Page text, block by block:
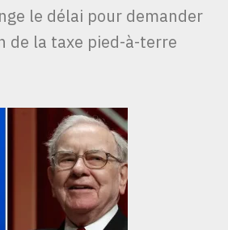
le délai pour demander
de la taxe pied-à-terre